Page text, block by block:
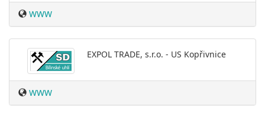
WWW
EXPOL TRADE, s.r.o. - US Kopřivnice
WWW